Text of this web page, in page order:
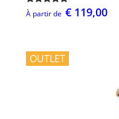
À partir de € 119,00
OUTLET